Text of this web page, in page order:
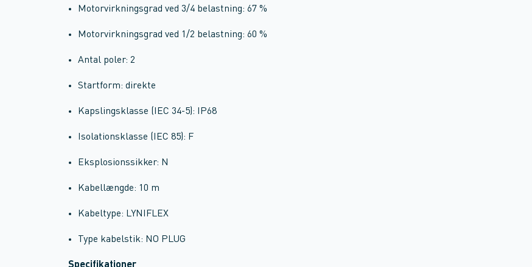
Motorvirkningsgrad ved 3/4 belastning: 67 %
Motorvirkningsgrad ved 1/2 belastning: 60 %
Antal poler: 2
Startform: direkte
Kapslingsklasse (IEC 34-5): IP68
Isolationsklasse (IEC 85): F
Eksplosionssikker: N
Kabellængde: 10 m
Kabeltype: LYNIFLEX
Type kabelstik: NO PLUG